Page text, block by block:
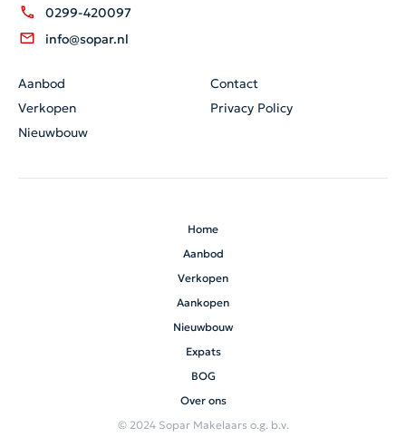
0299-420097
info@sopar.nl
Aanbod
Verkopen
Nieuwbouw
Contact
Privacy Policy
Home
Aanbod
Verkopen
Aankopen
Nieuwbouw
Expats
BOG
Over ons
© 2024 Sopar Makelaars o.g. b.v.